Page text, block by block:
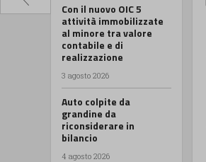
Con il nuovo OIC 5
attività immobilizzate
al minore tra valore
contabile e di
realizzazione
3 agosto 2026
Auto colpite da
grandine da
riconsiderare in
bilancio
4 agosto 2026